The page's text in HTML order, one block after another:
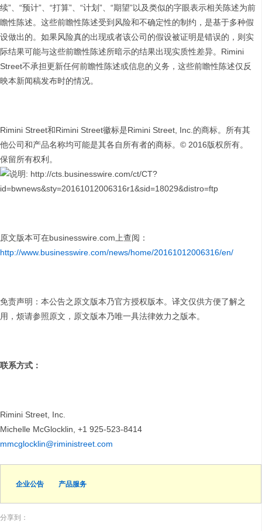
续”、“预计”、“打算”、“计划”、“期望”以及类似的字眼表示相关陈述为前
瞻性陈述。这些前瞻性陈述受到风险和不确定性的制约，是基于多种假
设做出的。如果风险真的出现或者该公司的假设被证明是错误的，则实
际结果可能与这些前瞻性陈述所暗示的结果出现实质性差异。Rimini
Street不承担更新任何前瞻性陈述或信息的义务，这些前瞻性陈述仅反
映本新闻稿发布时的情况。
Rimini Street和Rimini Street徽标是Rimini Street, Inc.的商标。所有其
他公司和产品名称均可能是其各自所有者的商标。© 2016版权所有。
保留所有权利。
原文版本可在businesswire.com上查阅：
http://www.businesswire.com/news/home/20161012006316/en/
免责声明：本公告之原文版本乃官方授权版本。译文仅供方便了解之
用，烦请参照原文，原文版本乃唯一具法律效力之版本。
联系方式：
Rimini Street, Inc.
Michelle McGlocklin, +1 925-523-8414
mmcglocklin@riministreet.com
企业公告 产品服务
分享到：